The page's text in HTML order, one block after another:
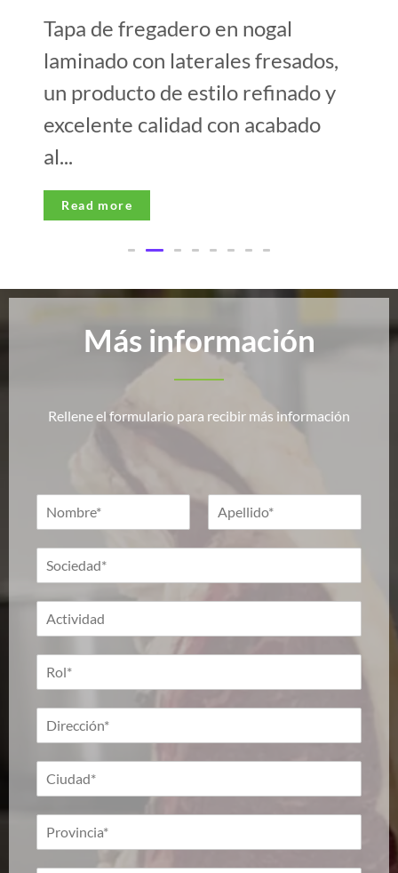
Tapa de fregadero en nogal
laminado con laterales fresados,
un producto de estilo refinado y
excelente calidad con acabado
al...
Read more
Más información
Rellene el formulario para recibir más información